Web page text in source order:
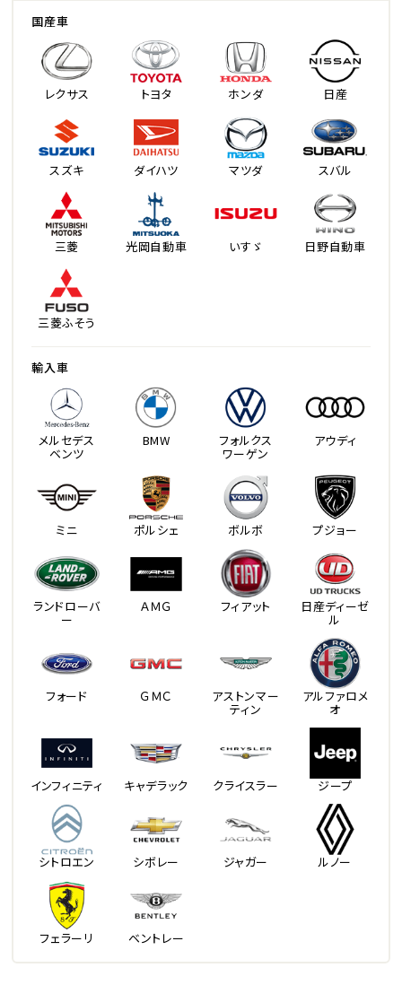
国産車
レクサス トヨタ ホンダ 日産
スズキ ダイハツ マツダ スバル
三菱 光岡自動車 いすゞ 日野自動車
三菱ふそう
輸入車
メルセデス
ベンツ
BMW フォルクス
ワーゲン
アウディ
ミニ ポルシェ ボルボ プジョー
ランドローバ
ー
ＡＭＧ フィアット 日産ディーゼ
ル
フォード ＧＭＣ アストンマー
ティン
アルファロメ
オ
インフィニティ キャデラック クライスラー ジープ
シトロエン シボレー ジャガー ルノー
フェラーリ ベントレー